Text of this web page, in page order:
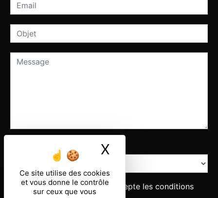
Ce site utilise des cookies
et vous donne le contrôle
sur ceux que vous
X
Combien font sept plus un
En cochant cette case, j'accepte les conditions